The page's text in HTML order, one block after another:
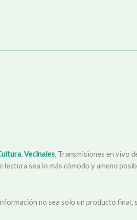
,Vecinales, Transmisiones en vivo
sea lo más cómodo y ameno
no sea solo un producto final,